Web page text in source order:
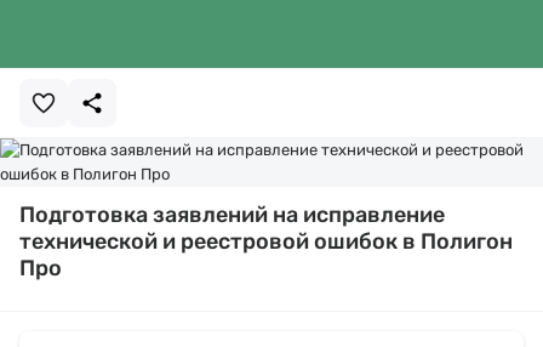
Подготовка заявлений на исправление
технической и реестровой ошибок в Полигон
Про